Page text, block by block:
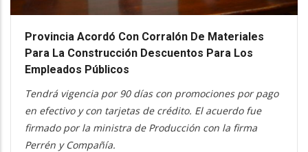
Provincia Acordó Con Corralón De Materiales
Para La Construcción Descuentos Para Los
Empleados Públicos
Tendrá vigencia por 90 días con promociones por pago
en efectivo y con tarjetas de crédito. El acuerdo fue
firmado por la ministra de Producción con la firma
Perrén y Compañía.